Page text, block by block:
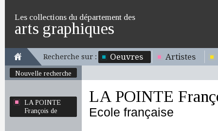
Les collections du département des
arts graphiques
Recherche sur : Oeuvres Artistes
Nouvelle recherche
LA POINTE
François de
LA POINTE
Ecole française